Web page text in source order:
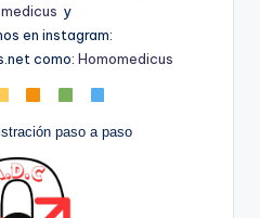
y
en instagram:
como: Homomedicus
paso a paso